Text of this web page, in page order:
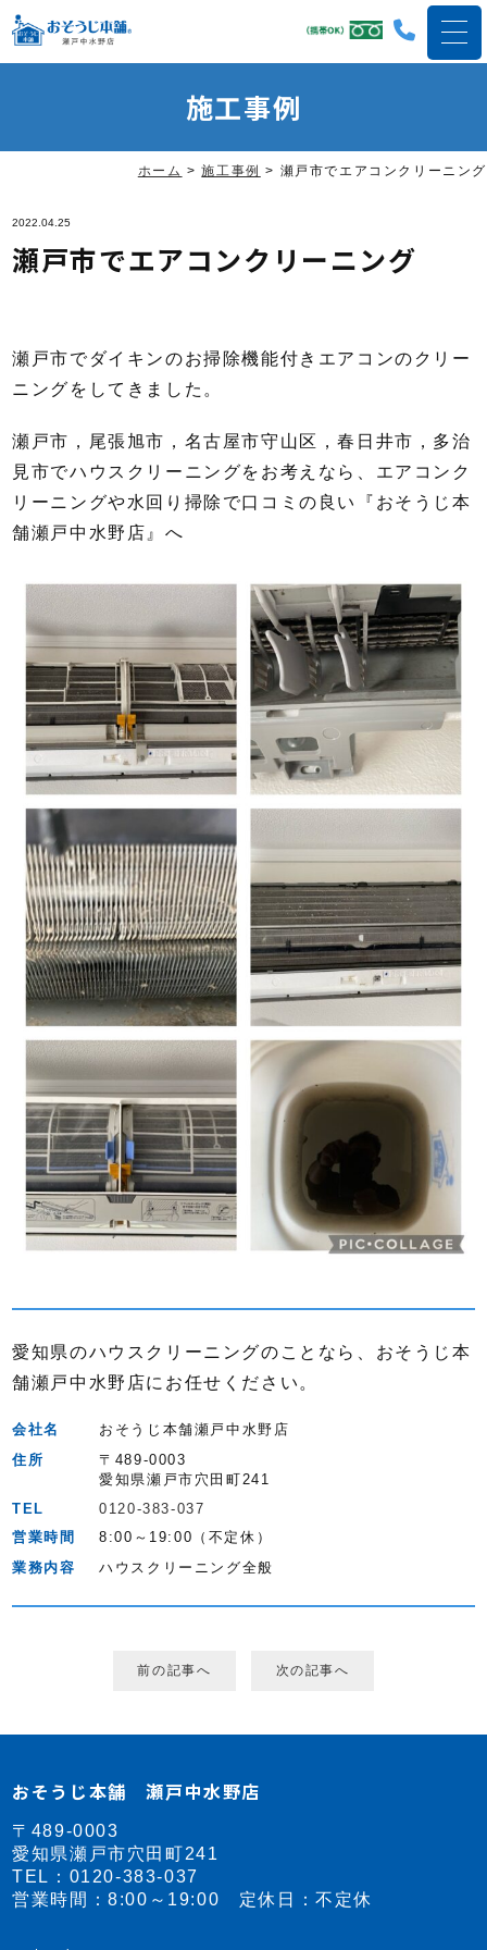
施工事例
ホーム >施工事例 > 瀬戸市でエアコンクリーニング
2022.04.25
瀬戸市でエアコンクリーニング
瀬戸市でダイキンのお掃除機能付きエアコンのクリー
ニングをしてきました。
瀬戸市，尾張旭市，名古屋市守山区，春日井市，多治
見市でハウスクリーニングをお考えなら、エアコンク
リーニングや水回り掃除で口コミの良い『おそうじ本
舗瀬戸中水野店』へ
愛知県のハウスクリーニングのことなら、おそうじ本
舗瀬戸中水野店にお任せください。
会社名
おそうじ本舗瀬戸中水野店
住所
〒489-0003
愛知県瀬戸市穴田町241
TEL
0120-383-037
営業時間
8:00～19:00（不定休）
業務内容
ハウスクリーニング全般
前の記事へ 次の記事へ
おそうじ本舗 瀬戸中水野店
〒489-0003
愛知県瀬戸市穴田町241
TEL： 0120-383-037
営業時間：8:00～19:00 定休日：不定休